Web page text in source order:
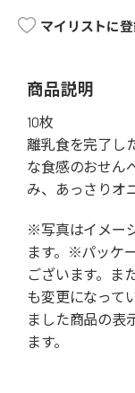
マイリストに
商品説明
10枚
離乳食を完了し
な食感のおせん
み、あっさりオ
※写真はイメー
ます。※パッケ
ございます。ま
も変更になって
ました商品の表
ます。